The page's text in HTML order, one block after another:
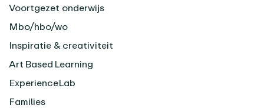
Voortgezet onderwijs
Mbo/hbo/wo
Inspiratie & creativiteit
Art Based Learning
ExperienceLab
Families